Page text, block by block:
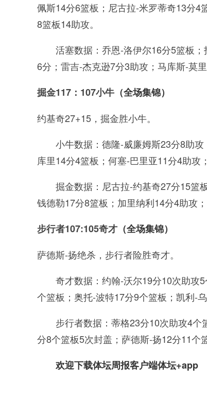
佩斯14分6篮板；尼古拉-米罗蒂奇13分4
8篮板14助攻。
活塞数据：乔恩-洛伊尔16分5篮板
6分；雷吉-杰克逊7分3助攻；马库斯-莫
掘金117：107小牛 （全场集锦）
约基奇27+15，掘金胜小牛。
小牛数据：德隆-威廉姆斯23分8助
库里14分4篮板；何塞-巴里亚11分4助攻
掘金数据：尼古拉-约基奇27分15篮
钱德勒17分8篮板；加里纳利14分4助攻
步行者107:105奇才 （全场集锦）
萨德斯-扬绝杀，步行者险胜奇才。
奇才数据：约翰-沃尔19分10次助攻
个篮板；奥托-波特17分9个篮板；凯利-乌
步行者数据：蒂格23分10次助攻4
分8个篮板5次封盖；萨德斯-扬12分11个
欢迎下载体坛周报客户端体坛+app